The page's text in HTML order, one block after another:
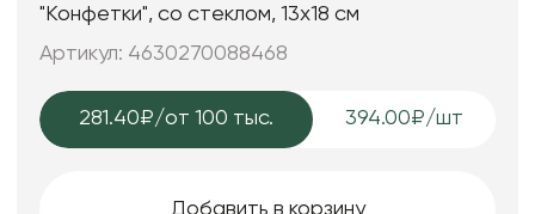
"Конфетки", со стеклом, 13x18 см
Артикул: 4630270088468
281.40₽/от 100 тыс. 394.00₽/шт
Добавить в корзину